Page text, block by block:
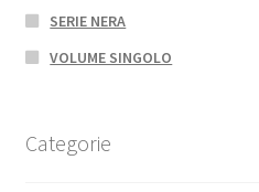
SERIE NERA
VOLUME SINGOLO
Categorie